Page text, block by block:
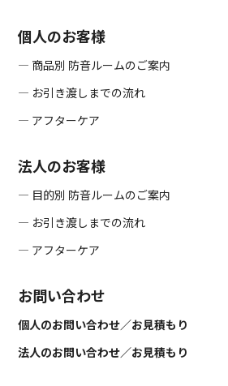
個人のお客様
― 商品別 防音ルームのご案内
― お引き渡しまでの流れ
― アフターケア
法人のお客様
― 目的別 防音ルームのご案内
― お引き渡しまでの流れ
― アフターケア
お問い合わせ
個人のお問い合わせ／お見積もり
法人のお問い合わせ／お見積もり